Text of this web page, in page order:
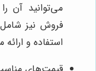
می‌توانید آن
فروش نیز
استفاده و